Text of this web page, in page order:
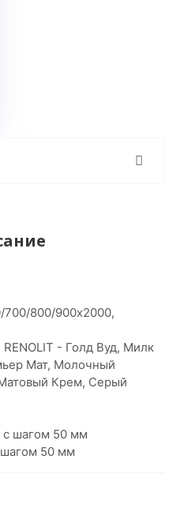
800/900х2000,
- Голд Вуд, Милк
Мат, Молочный
Крем, Серый
с шагом 50 мм
50 мм